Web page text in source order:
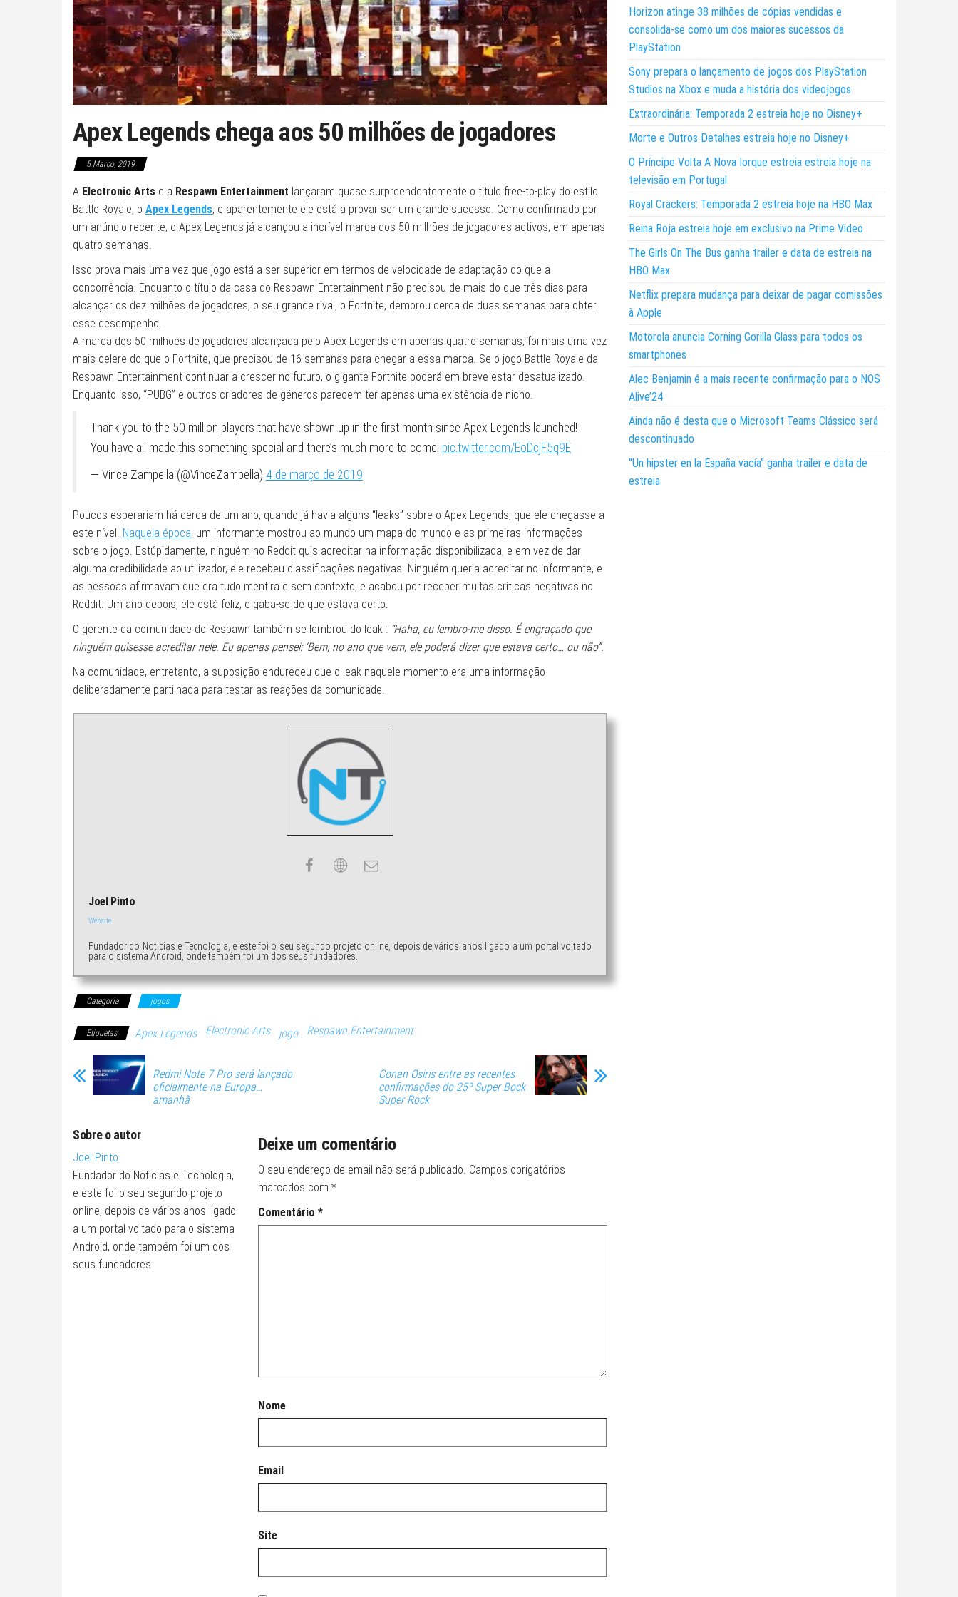
Apex Legends chega aos 50 milhões de jogadores
5 Março, 2019
A Electronic Arts e a Respawn Entertainment lançaram quase surpreendentemente o titulo free-to-play do estilo
Battle Royale, o Apex Legends, e aparentemente ele está a provar ser um grande sucesso. Como confirmado por
um anúncio recente, o Apex Legends já alcançou a incrível marca dos 50 milhões de jogadores activos, em apenas
quatro semanas.
Isso prova mais uma vez que jogo está a ser superior em termos de velocidade de adaptação do que a
concorrência. Enquanto o título da casa do Respawn Entertainment não precisou de mais do que três dias para
alcançar os dez milhões de jogadores, o seu grande rival, o Fortnite, demorou cerca de duas semanas para obter
esse desempenho.
A marca dos 50 milhões de jogadores alcançada pelo Apex Legends em apenas quatro semanas, foi mais uma vez
mais celere do que o Fortnite, que precisou de 16 semanas para chegar a essa marca. Se o jogo Battle Royale da
Respawn Entertainment continuar a crescer no futuro, o gigante Fortnite poderá em breve estar desatualizado.
Enquanto isso, “PUBG” e outros criadores de géneros parecem ter apenas uma existência de nicho.
Thank you to the 50 million players that have shown up in the first month since Apex Legends launched!
You have all made this something special and there’s much more to come! pic.twitter.com/EoDcjF5q9E
— Vince Zampella (@VinceZampella) 4 de março de 2019
Poucos esperariam há cerca de um ano, quando já havia alguns “leaks” sobre o Apex Legends, que ele chegasse a
este nível. Naquela época, um informante mostrou ao mundo um mapa do mundo e as primeiras informações
sobre o jogo. Estúpidamente, ninguém no Reddit quis acreditar na informação disponibilizada, e em vez de dar
alguma credibilidade ao utilizador, ele recebeu classificações negativas. Ninguém queria acreditar no informante, e
as pessoas afirmavam que era tudo mentira e sem contexto, e acabou por receber muitas críticas negativas no
Reddit. Um ano depois, ele está feliz, e gaba-se de que estava certo.
O gerente da comunidade do Respawn também se lembrou do leak : “Haha, eu lembro-me disso. É engraçado que
ninguém quisesse acreditar nele. Eu apenas pensei: ‘Bem, no ano que vem, ele poderá dizer que estava certo… ou não”.
Na comunidade, entretanto, a suposição endureceu que o leak naquele momento era uma informação
deliberadamente partilhada para testar as reações da comunidade.
Joel Pinto
Website
Fundador do Noticias e Tecnologia, e este foi o seu segundo projeto online, depois de vários anos ligado a um portal voltado
para o sistema Android, onde também foi um dos seus fundadores.
Categoria jogos
Etiquetas Apex Legends Electronic Arts jogo Respawn Entertainment
Redmi Note 7 Pro será lançado
oficialmente na Europa…
amanhã
Conan Osiris entre as recentes
confirmações do 25º Super Bock
Super Rock
Sobre o autor
Joel Pinto
Fundador do Noticias e Tecnologia,
e este foi o seu segundo projeto
online, depois de vários anos ligado
a um portal voltado para o sistema
Android, onde também foi um dos
seus fundadores.
Deixe um comentário
O seu endereço de email não será publicado. Campos obrigatórios
marcados com *
Comentário *
Nome
Email
Site
Horizon atinge 38 milhões de cópias vendidas e
consolida-se como um dos maiores sucessos da
PlayStation
Sony prepara o lançamento de jogos dos PlayStation
Studios na Xbox e muda a história dos videojogos
Extraordinária: Temporada 2 estreia hoje no Disney+
Morte e Outros Detalhes estreia hoje no Disney+
O Príncipe Volta A Nova Iorque estreia estreia hoje na
televisão em Portugal
Royal Crackers: Temporada 2 estreia hoje na HBO Max
Reina Roja estreia hoje em exclusivo na Prime Video
The Girls On The Bus ganha trailer e data de estreia na
HBO Max
Netflix prepara mudança para deixar de pagar comissões
à Apple
Motorola anuncia Corning Gorilla Glass para todos os
smartphones
Alec Benjamin é a mais recente confirmação para o NOS
Alive’24
Ainda não é desta que o Microsoft Teams Clássico será
descontinuado
“Un hipster en la España vacía” ganha trailer e data de
estreia